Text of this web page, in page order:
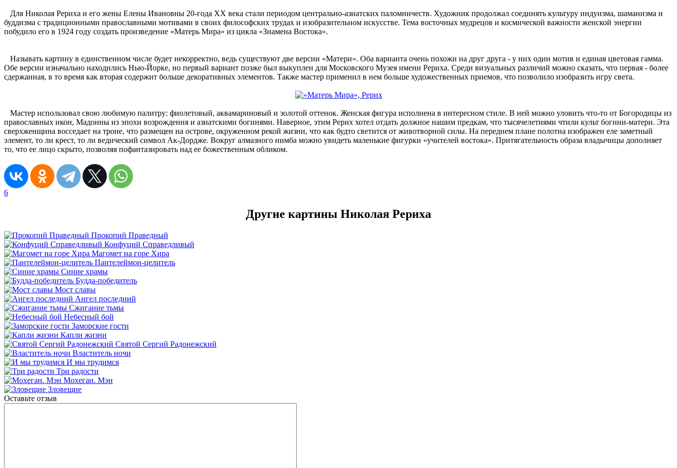
Для Николая Рериха и его жены Елены Ивановны 20-года XX века стали периодом центрально-азиатских паломничеств. Художник продолжал соединять культуру индуизма, шаманизма и
буддизма с традиционными православными мотивами в своих философских трудах и изобразительном искусстве. Тема восточных мудрецов и космической важности женской энергии
побудило его в 1924 году создать произведение «Матерь Мира» из цикла «Знамена Востока».
Называть картину в единственном числе будет некорректно, ведь существуют две версии «Матери». Оба варианта очень похожи на друг друга - у них один мотив и единая цветовая гамма.
Обе версии изначально находились Нью-Йорке, но первый вариант позже был выкуплен для Московского Музея имени Рериха. Среди визуальных различий можно сказать, что первая - более
сдержанная, в то время как вторая содержит больше декоративных элементов. Также мастер применил в нем больше художественных приемов, что позволило изобразить игру света.
Мастер использовал свою любимую палитру: фиолетовый, аквамариновый и золотой оттенок. Женская фигура исполнена в интересном стиле. В ней можно уловить что-то от Богородицы из
православных икон, Мадонны из эпохи возрождения и азиатскими богинями. Наверное, этим Рерих хотел отдать должное нашим предкам, что тысячелетиями чтили культ богини-матери. Эта
сверхженщина восседает на троне, что размещен на острове, окруженном рекой жизни, что как будто светится от животворной силы. На переднем плане полотна изображен еле заметный
элемент, то ли крест, то ли ведический символ Ак-Дордже. Вокруг алмазного нимба можно увидеть маленькие фигурки «учителей востока». Притягательность образа владычицы дополняет
то, что ее лицо скрыто, позволяя пофантазировать над ее божественным обликом.
6
Другие картины Николая Рериха
Прокопий Праведный
Конфуций Справедливый
Магомет на горе Хира
Пантелеймон-целитель
Синие храмы
Будда-победитель
Мост славы
Ангел последний
Сжигание тьмы
Небесный бой
Заморские гости
Капли жизни
Святой Сергий Радонежский
Властитель ночи
И мы трудимся
Три радости
Мохеган. Мэн
Зловещие
Оставьте отзыв